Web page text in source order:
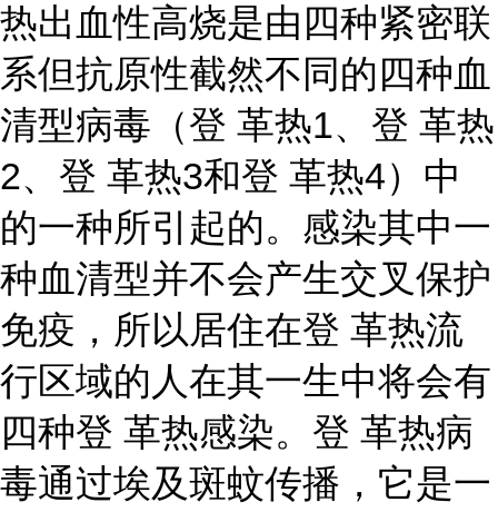
热出血性高烧是由四种紧密联
系但抗原性截然不同的四种血
清型病毒（登 革热1、登 革热
2、登 革热3和登 革热4）中
的一种所引起的。感染其中一
种血清型并不会产生交叉保护
免疫，所以居住在登 革热流
行区域的人在其一生中将会有
四种登 革热感染。登 革热病
毒通过埃及斑蚊传播，它是一